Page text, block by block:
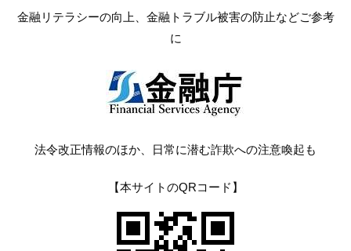
金融リテラシーの向上、金融トラブル被害の防止などご参考
に
法令改正情報のほか、日常に潜む詐欺への注意喚起も
【本サイトのQRコード】